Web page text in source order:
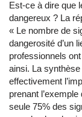
Est-ce à dire que
dangereux ? La
« Le nombre de
dangerosité d’un
professionnels
ainsi. La synthèse
effectivement
prenant
seule 75% des